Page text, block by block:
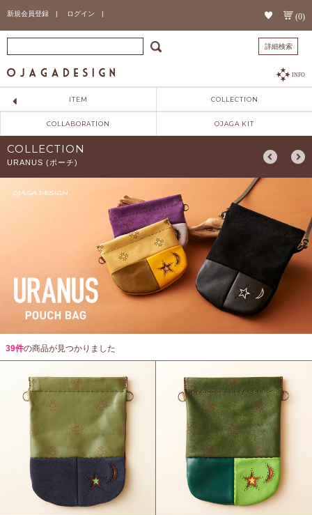
新規会員登録 | ログイン | (0)
詳細検索
INFO
ITEM COLLECTION
COLLABORATION OJAGA KIT
COLLECTION
URANUS (ポーチ)
39件の商品が見つかりました